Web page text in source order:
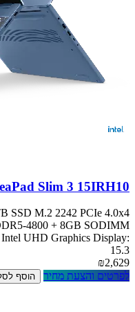
Slim 3 15IRH10
SSD M.2 2242 PCIe 4.0x4
4800 + 8GB SODIMM
UHD Graphics Display:
15.3
₪2,629
לפרטים והצעת מחיר
הוסף